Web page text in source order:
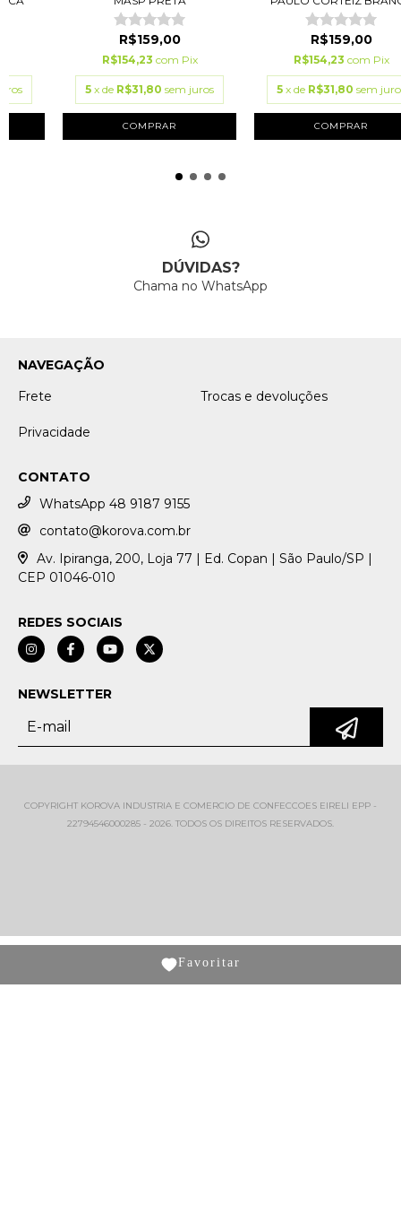
R$159,00
R$154,23 com Pix
5 x de R$31,80 sem juros
COMPRAR
R$159,00
R$154,23 com Pix
5 x de R$31,80 sem
COMPRAR
DÚVIDAS?
Chama no WhatsApp
NAVEGAÇÃO
Frete
Trocas e devoluções
Privacidade
CONTATO
WhatsApp 48 9187 9155
contato@korova.com.br
Av. Ipiranga, 200, Loja 77 | Ed. Copan | São Paulo/SP |
CEP 01046-010
REDES SOCIAIS
NEWSLETTER
COPYRIGHT KOROVA INDUSTRIA E COMERCIO DE CONFECCOES EIRELI EPP -
22794546000285 - 2026. TODOS OS DIREITOS RESERVADOS.